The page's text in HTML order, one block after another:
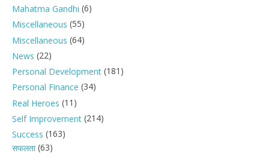
Mahatma Gandhi (6)
Miscellaneous (55)
Miscellaneous (64)
News (22)
Personal Development (181)
Personal Finance (34)
Real Heroes (11)
Self Improvement (214)
Success (163)
सफलता(63)